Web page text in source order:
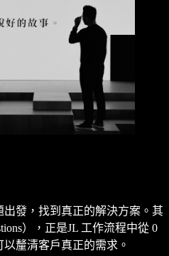
發，找到真正的解決方案。其
），正是JL 工作流程中從 0
釐清客戶真正的需求。